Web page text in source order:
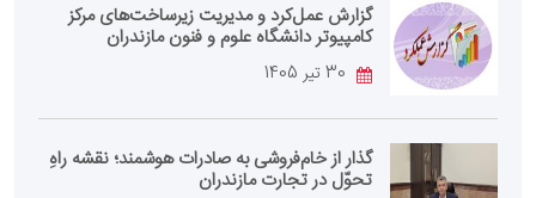
گزارش عمل‌کرد و مدیریت زیرساخت‌های مرکز
کامپیوتر دانشگاه علوم و فنون مازندران
گذار از خام‌فروشی به صادرات هوشمند؛ نقشه راهِ
تحوّل در تجارت مازندران